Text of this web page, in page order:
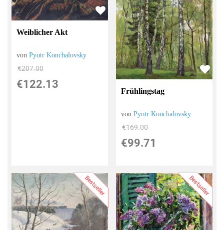
Weiblicher Akt
vonPyotr Konchalovsky
€207.00
€122.13
Frühlingstag
vonPyotr Konchalovsky
€169.00
€99.71
Bestseller Bestseller